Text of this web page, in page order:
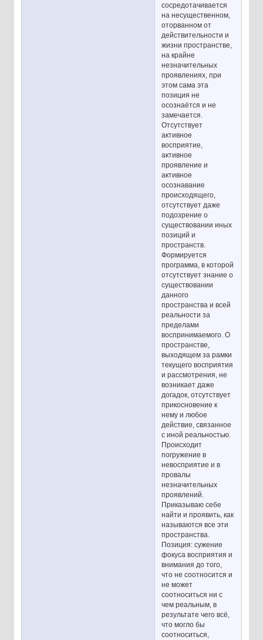
сосредотачивается
на несущественном,
оторванном от
действительности и
жизни пространстве,
на крайне
незначительных
проявлениях, при
этом сама эта
позиция не
осознаётся и не
замечается.
Отсутствует
активное
восприятие,
активное
проявление и
активное
осознавание
происходящего,
отсутствует даже
подозрение о
существовании иных
позиций и
пространств.
Формируется
программа, в которой
отсутствует знание о
существовании
данного
пространства и всей
реальности за
пределами
воспринимаемого. О
пространстве,
выходящем за рамки
текущего восприятия
и рассмотрения, не
возникает даже
догадок, отсутствует
прикосновение к
нему и любое
действие, связанное
с иной реальностью.
Происходит
погружение в
невосприятие и в
провалы
незначительных
проявлений.
Приказываю себе
найти и проявить, как
называются все эти
пространства.
Позиция: сужение
фокуса восприятия и
внимания до того,
что не соотносится и
не может
соотноситься ни с
чем реальным, в
результате чего всё,
что могло бы
соотноситься,